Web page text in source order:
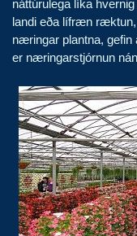
náttúrulega líka
landi eða lífræn ræktun,
næringar plantna,
er næringarstjórnun